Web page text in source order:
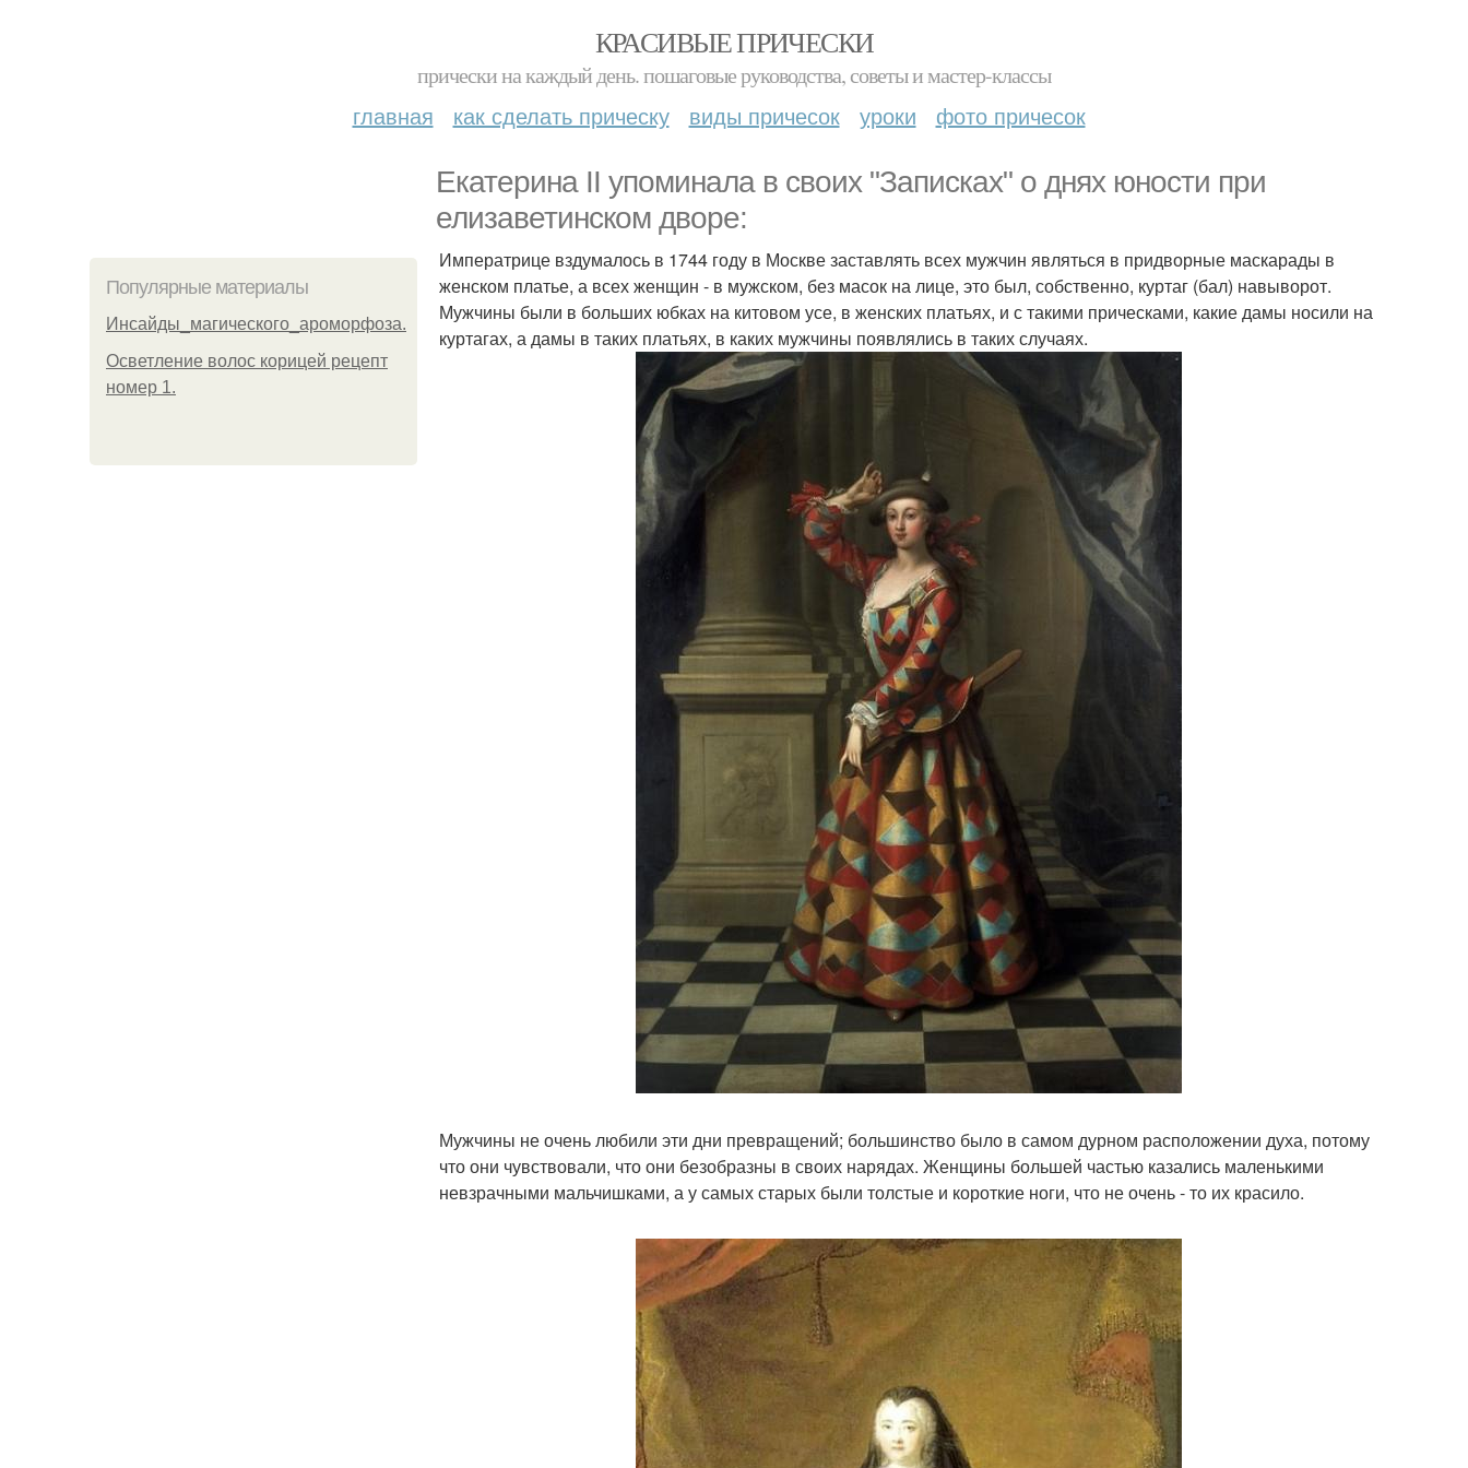
КРАСИВЫЕ ПРИЧЕСКИ
прически на каждый день. пошаговые руководства, советы и мастер-классы
главная как сделать прическу виды причесок уроки фото причесок
Екатерина II упоминала в своих "Записках" о днях юности при
елизаветинском дворе:
Популярные материалы
Инсайды_магического_ароморфоза.
Осветление волос корицей рецепт
номер 1.
Императрице вздумалось в 1744 году в Москве заставлять всех мужчин являться в придворные маскарады в
женском платье, а всех женщин - в мужском, без масок на лице, это был, собственно, куртаг (бал) навыворот.
Мужчины были в больших юбках на китовом усе, в женских платьях, и с такими прическами, какие дамы носили на
куртагах, а дамы в таких платьях, в каких мужчины появлялись в таких случаях.
Мужчины не очень любили эти дни превращений; большинство было в самом дурном расположении духа, потому
что они чувствовали, что они безобразны в своих нарядах. Женщины большей частью казались маленькими
невзрачными мальчишками, а у самых старых были толстые и короткие ноги, что не очень - то их красило.